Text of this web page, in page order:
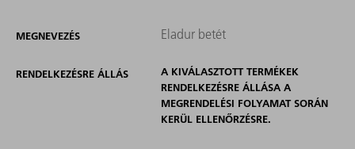
MEGNEVEZÉS Eladur betét
RENDELKEZÉSRE ÁLLÁS
A KIVÁLASZTOTT TERMÉKEK
RENDELKEZÉSRE ÁLLÁSA A
MEGRENDELÉSI FOLYAMAT SORÁN
KERÜL ELLENŐRZÉSRE.